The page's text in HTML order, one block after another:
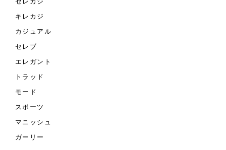
キレカジ
カジュアル
セレブ
エレガント
トラッド
モード
スポーツ
マニッシュ
ガーリー